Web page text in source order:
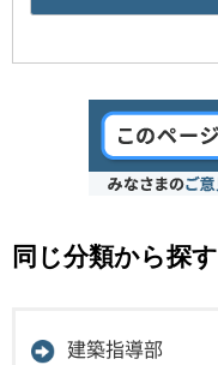
同じ分類から探す
建築指導部